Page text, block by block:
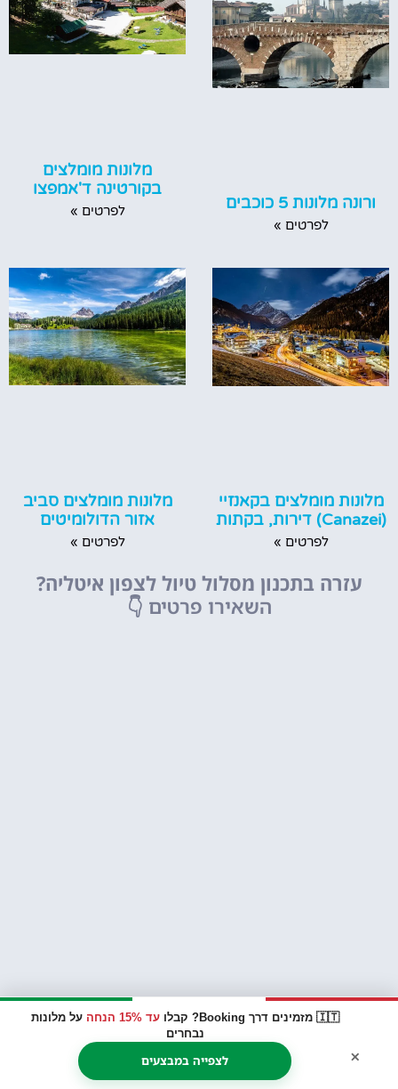
🇮🇹 מזמינים דרך Booking? קבלו עד 15% הנחה
על מלונות
נבחרים
לצפייה במבצעים ×
ורונה מלונות 5 כוכבים
לפרטים »
מלונות מומלצים
בקורטינה ד'אמפצו
לפרטים »
מלונות מומלצים בקאנזיי
(Canazei) דירות, בקתות
לפרטים »
מלונות מומלצים סביב
אזור הדולומיטים
לפרטים »
עזרה בתכנון מסלול טיול לצפון איטליה?
השאירו פרטים 👇